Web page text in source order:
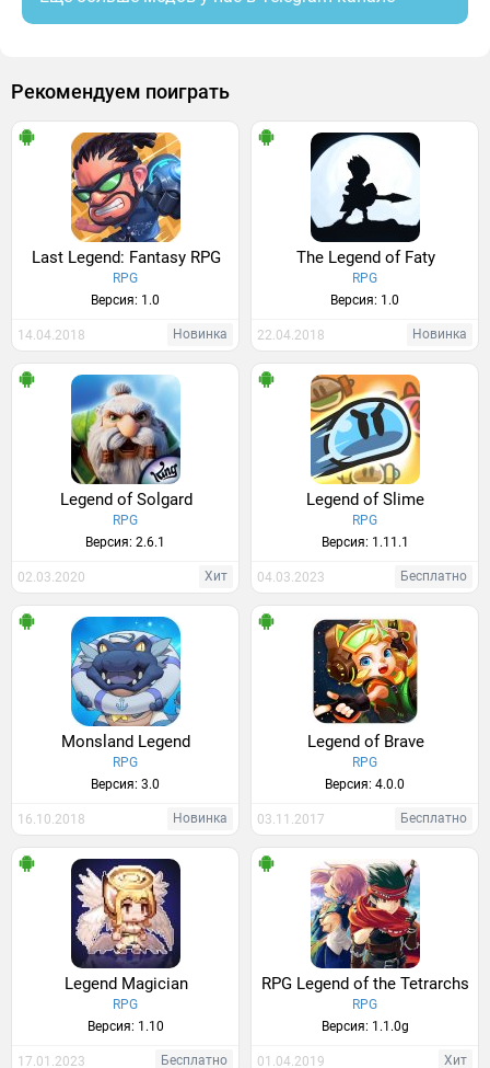
Рекомендуем поиграть
Last Legend: Fantasy RPG
RPG
Версия: 1.0
14.04.2018 Новинка
The Legend of Faty
RPG
Версия: 1.0
22.04.2018 Новинка
Legend of Solgard
RPG
Версия: 2.6.1
02.03.2020 Хит
Legend of Slime
RPG
Версия: 1.11.1
04.03.2023 Бесплатно
Monsland Legend
RPG
Версия: 3.0
16.10.2018 Новинка
Legend of Brave
RPG
Версия: 4.0.0
03.11.2017 Бесплатно
Legend Magician
RPG
Версия: 1.10
17.01.2023 Бесплатно
RPG Legend of the Tetrarchs
RPG
Версия: 1.1.0g
01.04.2019 Хит